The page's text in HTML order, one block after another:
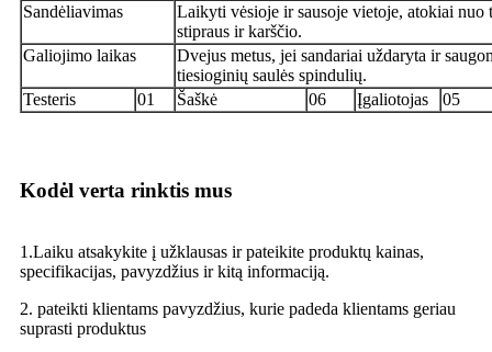
Sandėliavimas
Laikyti vėsioje ir sausoje vietoje, atokiai nuo
stipraus ir karščio.
Galiojimo laikas
Dvejus metus, jei sandariai uždaryta ir
tiesioginių saulės spindulių.
Testeris
01 Šaškė 06 Įgaliotojas 05
Kodėl verta rinktis mus
1.Laiku atsakykite į užklausas ir pateikite produktų kainas,
specifikacijas, pavyzdžius ir kitą informaciją.
2. pateikti klientams pavyzdžius, kurie padeda klientams geriau
suprasti produktus